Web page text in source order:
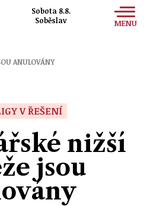
Sobota 8.8.
Soběslav
MENU
ANULOVÁNY
V ŘEŠENÍ
nižší
jsou